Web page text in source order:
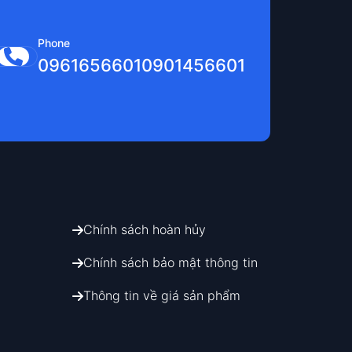
Phone
09616566010901456601
Chính sách hoàn hủy
Chính sách bảo mật thông tin
Thông tin về giá sản phẩm